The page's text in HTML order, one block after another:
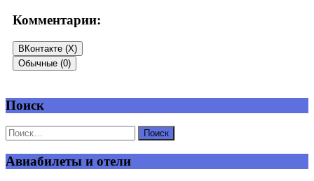
Комментарии:
ВКонтакте (X)
Обычные (0)
Добавить комментарий
Ваш адрес email не будет опубликован.
Поиск
Авиабилеты и отели